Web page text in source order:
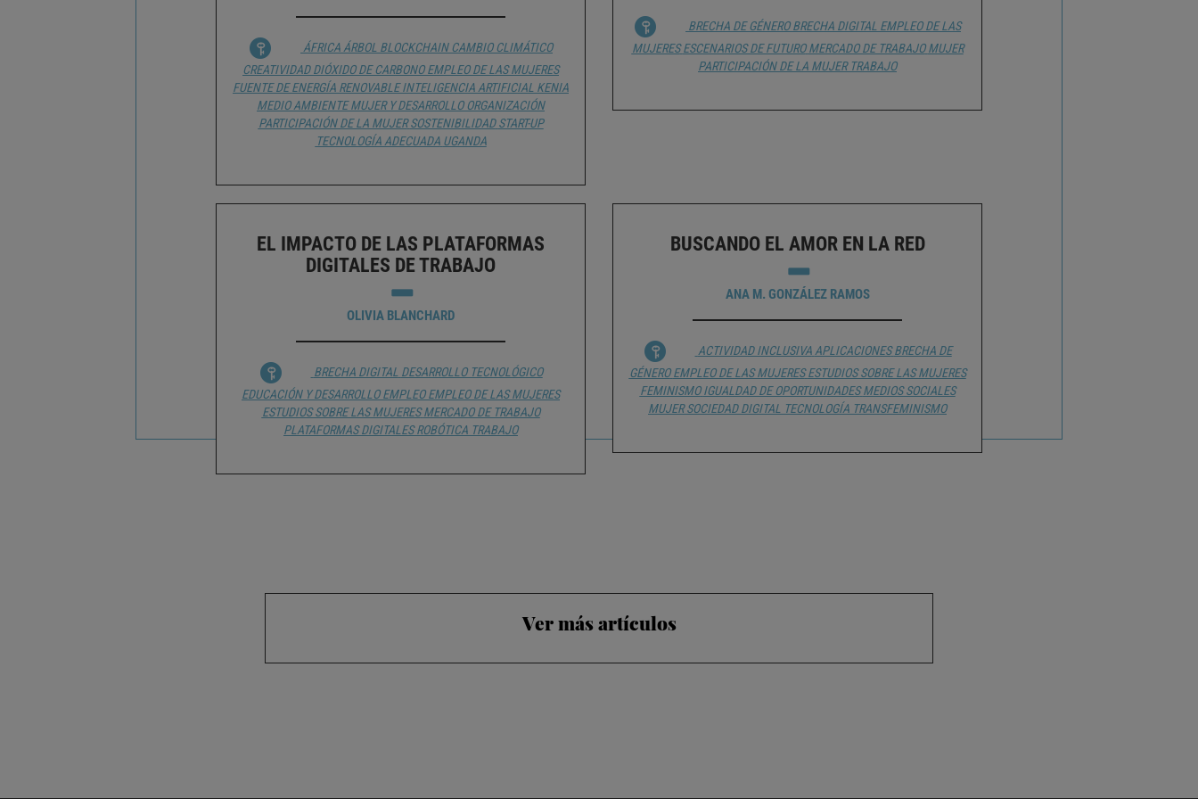
ÁFRICA ÁRBOL BLOCKCHAIN CAMBIO CLIMÁTICO
CREATIVIDAD DIÓXIDO DE CARBONO EMPLEO DE LAS MUJERES
FUENTE DE ENERGÍA RENOVABLE INTELIGENCIA ARTIFICIAL KENIA
MEDIO AMBIENTE MUJER Y DESARROLLO ORGANIZACIÓN
PARTICIPACIÓN DE LA MUJER SOSTENIBILIDAD START-UP
TECNOLOGÍA ADECUADA UGANDA
BRECHA DE GÉNERO BRECHA DIGITAL EMPLEO DE LAS
MUJERES ESCENARIOS DE FUTURO MERCADO DE TRABAJO MUJER
PARTICIPACIÓN DE LA MUJER TRABAJO
EL IMPACTO DE LAS PLATAFORMAS
DIGITALES DE TRABAJO
OLIVIA BLANCHARD
BRECHA DIGITAL DESARROLLO TECNOLÓGICO
EDUCACIÓN Y DESARROLLO EMPLEO EMPLEO DE LAS MUJERES
ESTUDIOS SOBRE LAS MUJERES MERCADO DE TRABAJO
PLATAFORMAS DIGITALES ROBÓTICA TRABAJO
BUSCANDO EL AMOR EN LA RED
ANA M. GONZÁLEZ RAMOS
ACTIVIDAD INCLUSIVA APLICACIONES BRECHA DE
GÉNERO EMPLEO DE LAS MUJERES ESTUDIOS SOBRE LAS MUJERES
FEMINISMO IGUALDAD DE OPORTUNIDADES MEDIOS SOCIALES
MUJER SOCIEDAD DIGITAL TECNOLOGÍA TRANSFEMINISMO
Ver más artículos